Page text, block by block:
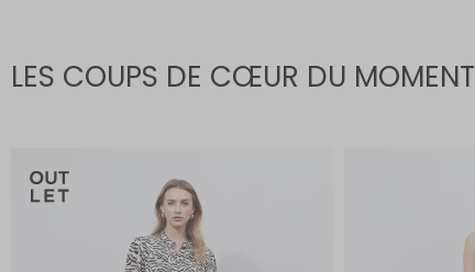
LES COUPS DE CŒUR DU MOMENT